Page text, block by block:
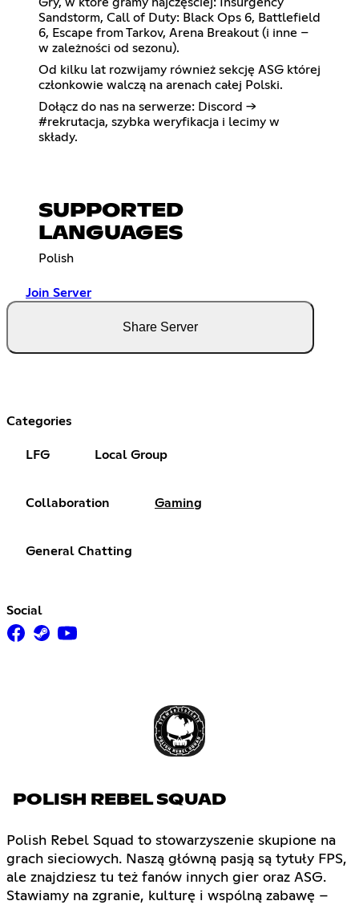
Sandstorm, Call of Duty: Black Ops 6, Battlefield
6, Escape from Tarkov, Arena Breakout (i inne –
w zależności od sezonu).
Od kilku lat rozwijamy również sekcję ASG której
członkowie walczą na arenach całej Polski.
Dołącz do nas na serwerze: Discord →
#rekrutacja, szybka weryfikacja i lecimy w
składy.
SUPPORTED
LANGUAGES
Polish
Join Server
Share Server
Categories
LFG Local Group
Collaboration Gaming
General Chatting
Social
POLISH REBEL SQUAD
Polish Rebel Squad to stowarzyszenie skupione na
grach sieciowych. Naszą główną pasją są tytuły FPS,
ale znajdziesz tu też fanów innych gier oraz ASG.
Stawiamy na zgranie, kulturę i wspólną zabawę –